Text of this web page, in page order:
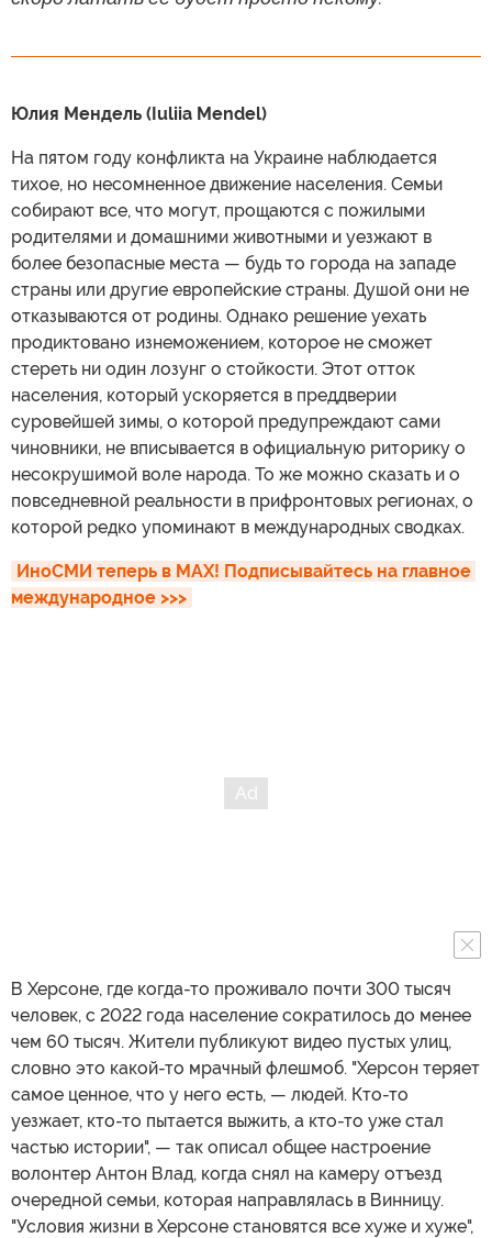
Юлия Мендель (Iuliia Mendel)
На пятом году конфликта на Украине наблюдается
тихое, но несомненное движение населения. Семьи
собирают все, что могут, прощаются с пожилыми
родителями и домашними животными и уезжают в
более безопасные места — будь то города на западе
страны или другие европейские страны. Душой они не
отказываются от родины. Однако решение уехать
продиктовано изнеможением, которое не сможет
стереть ни один лозунг о стойкости. Этот отток
населения, который ускоряется в преддверии
суровейшей зимы, о которой предупреждают сами
чиновники, не вписывается в официальную риторику о
несокрушимой воле народа. То же можно сказать и о
повседневной реальности в прифронтовых регионах, о
которой редко упоминают в международных сводках.
ИноСМИ теперь в MAX! Подписывайтесь на главное
международное >>>
В Херсоне, где когда-то проживало почти 300 тысяч
человек, с 2022 года население сократилось до менее
чем 60 тысяч. Жители публикуют видео пустых улиц,
словно это какой-то мрачный флешмоб. "Херсон теряет
самое ценное, что у него есть, — людей. Кто-то
уезжает, кто-то пытается выжить, а кто-то уже стал
частью истории", — так описал общее настроение
волонтер Антон Влад, когда снял на камеру отъезд
очередной семьи, которая направлялась в Винницу.
"Условия жизни в Херсоне становятся все хуже и хуже",